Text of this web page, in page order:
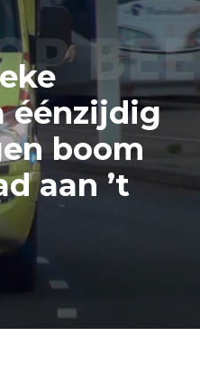
éénzijdig
boom
aan ’t